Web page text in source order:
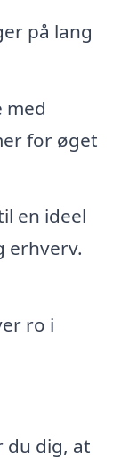
på lang
med
for øget
en ideel
erhverv.
ro i
du dig, at